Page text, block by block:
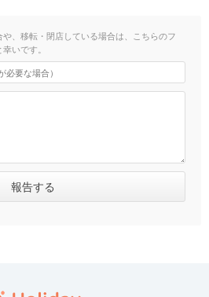
、移転・閉店している場合は、こちらのフ
いです。